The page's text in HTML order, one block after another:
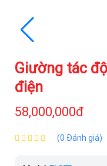
Giường tác
điện
58,000,000đ
(0 Đánh giá)